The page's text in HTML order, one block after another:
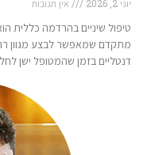
יוני 2, 2026
אין תגובות
טיפול שיניים בהרדמה כללית
מתקדם שמאפשר לבצע מגוון
דנטליים בזמן שהמטופל ישן